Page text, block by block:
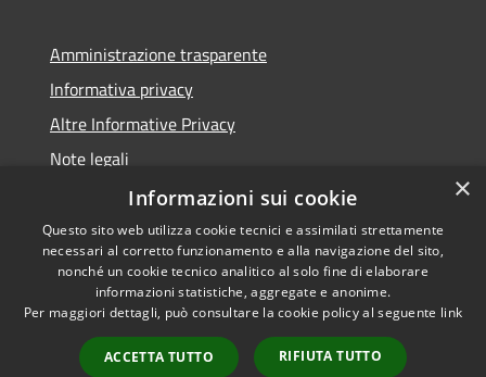
Amministrazione trasparente
Informativa privacy
Altre Informative Privacy
Note legali
Dichiarazione di accessibilità
RSS
Accessibilità
Copyright © 2026 • Comune di
Municipium•
Accesso
×
Informazioni sui cookie
Questo sito web utilizza cookie tecnici e assimilati strettamente
necessari al corretto funzionamento e alla navigazione del sito,
nonché un cookie tecnico analitico al solo fine di elaborare
informazioni statistiche, aggregate e anonime.
Per maggiori dettagli, può consultare la cookie policy al seguente link
ACCETTA TUTTO RIFIUTA TUTTO